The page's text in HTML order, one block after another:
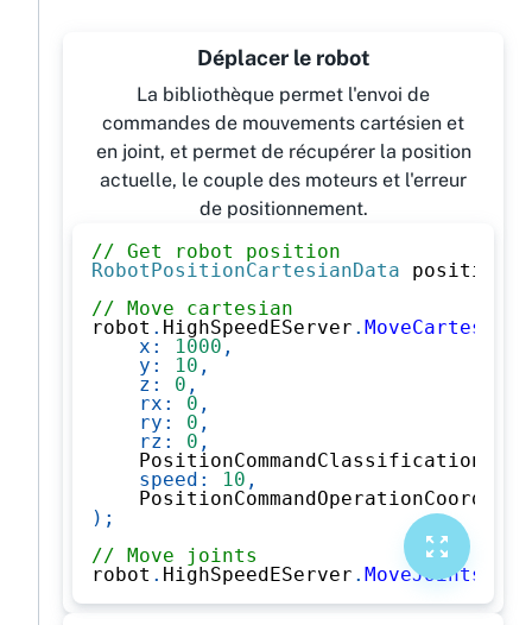
Déplacer le robot
La bibliothèque permet l'envoi de
commandes de mouvements cartésien et
en joint, et permet de récupérer la position
actuelle, le couple des moteurs et l'erreur
de positionnement.
// Get robot position
RobotPositionCartesianData position
// Move cartesian
robot . HighSpeedEServer . MoveCartesian
x : 1000 ,
y : 10 ,
z : 0 ,
rx : 0 ,
ry : 0 ,
rz : 0 ,
    PositionCommandClassification
speed : 10 ,
) ;
// Move joints
robot . HighSpeedEServer . MoveJoints